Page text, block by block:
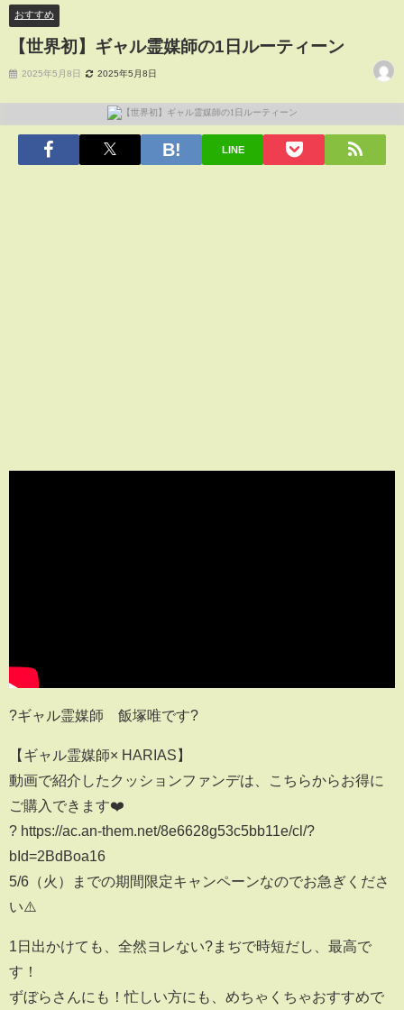
おすすめ
【世界初】ギャル霊媒師の1日ルーティーン
2025年5月8日 2025年5月8日
LINE
?ギャル霊媒師 飯塚唯です?
【ギャル霊媒師× HARIAS】
動画で紹介したクッションファンデは、こちらからお得に
ご購入できます❤️
? https://ac.an-them.net/8e6628g53c5bb11e/cl/?
bId=2BdBoa16
5/6（火）までの期間限定キャンペーンなのでお急ぎくださ
い⚠️
1日出かけても、全然ヨレない?まぢで時短だし、最高で
す！
ずぼらさんにも！忙しい方にも、めちゃくちゃおすすめで